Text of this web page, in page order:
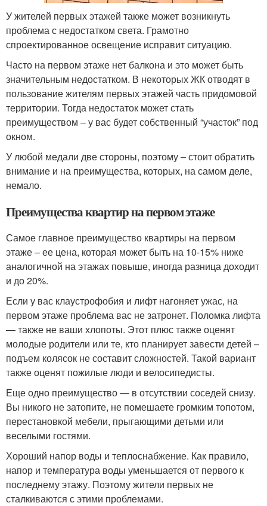
У жителей первых этажей также может возникнуть
проблема с недостатком света. Грамотно
спроектированное освещение исправит ситуацию.
Часто на первом этаже нет балкона и это может быть
значительным недостатком. В некоторых ЖК отводят в
пользование жителям первых этажей часть придомовой
территории. Тогда недостаток может стать
преимуществом – у вас будет собственный “участок” под
окном.
У любой медали две стороны, поэтому – стоит обратить
внимание и на преимущества, которых, на самом деле,
немало.
Преимущества квартир на первом этаже
Самое главное преимущество квартиры на первом
этаже – ее цена, которая может быть на 10-15% ниже
аналогичной на этажах повыше, иногда разница доходит
и до 20%.
Если у вас клаустрофобия и лифт нагоняет ужас, на
первом этаже проблема вас не затронет. Поломка лифта
— также не ваши хлопоты. Этот плюс также оценят
молодые родители или те, кто планирует завести детей –
подъем колясок не составит сложностей. Такой вариант
также оценят пожилые люди и велосипедисты.
Еще одно преимущество — в отсутствии соседей снизу.
Вы никого не затопите, не помешаете громким топотом,
перестановкой мебели, прыгающими детьми или
веселыми гостями.
Хороший напор воды и теплоснабжение. Как правило,
напор и температура воды уменьшается от первого к
последнему этажу. Поэтому жители первых не
сталкиваются с этими проблемами.